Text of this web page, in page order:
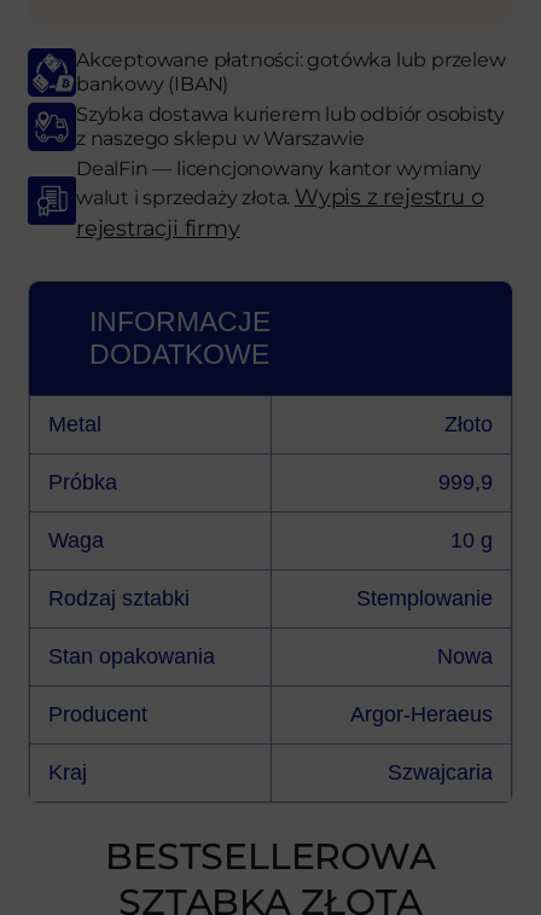
Akceptowane płatności: gotówka lub przelew
bankowy (IBAN)
Szybka dostawa kurierem lub odbiór osobisty
z naszego sklepu w Warszawie
DealFin — licencjonowany kantor wymiany
walut i sprzedaży złota. Wypis z rejestru o
rejestracji firmy
INFORMACJE
DODATKOWE
Metal Złoto
Próbka 999,9
Waga 10 g
Rodzaj sztabki Stemplowanie
Stan opakowania Nowa
Producent Argor-Heraeus
Kraj Szwajcaria
BESTSELLEROWA
SZTABKA ZŁOTA